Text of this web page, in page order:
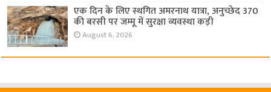
एक दिन के लिए स्थगित अमरनाथ यात्रा, अनुच्छेद 370
की बरसी पर जम्मू में सुरक्षा व्यवस्था कड़ी
August 6, 2026